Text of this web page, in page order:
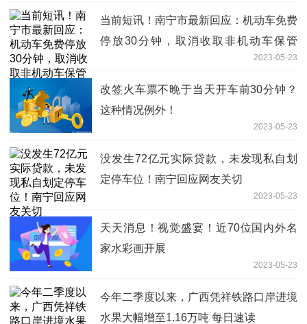
当前短讯！南宁市最新回应：机动车免费
停放30分钟，取消收取非机动车保管
费，慧泊公司不存在贷款72亿元2023-05-23
改签火车票不晚于当天开车前30分钟？
这种情况例外！
2023-05-23
没发生72亿元实际贷款，未发现私自划
定停车位！南宁回应网友关切
2023-05-23
天天消息！视觉盛宴！近70位国内外名
家水彩画开展
2023-05-23
今年二季度以来，广西凭祥铁路口岸进境
水果大幅增至1.16万吨 每日速读